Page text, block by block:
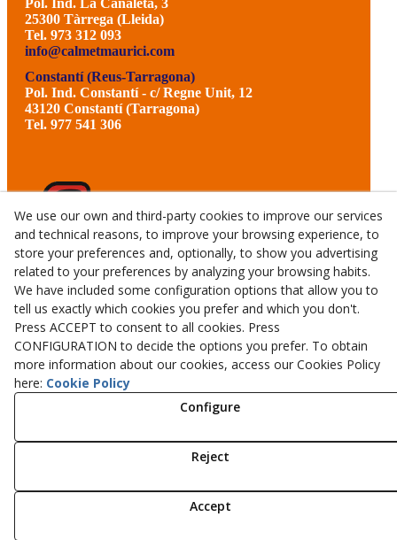
Pol. Ind. La Canaleta, 3
25300 Tàrrega (Lleida)
Tel. 973 312 093
info@calmetmaurici.com
Constantí (Reus-Tarragona)
Pol. Ind. Constantí - c/ Regne Unit, 12
43120 Constantí (Tarragona)
Tel. 977 541 306
© 08/2026 CALMET GERMANS TALLERS I SERVEIS, S.L.U.
Política Privacidad
We use our own and third-party cookies to improve our services
and technical reasons, to improve your browsing experience, to
store your preferences and, optionally, to show you advertising
related to your preferences by analyzing your browsing habits.
We have included some configuration options that allow you to
tell us exactly which cookies you prefer and which you don't.
Press ACCEPT to consent to all cookies. Press
CONFIGURATION to decide the options you prefer. To obtain
more information about our cookies, access our Cookies Policy
here: Cookie Policy
Configure
Reject
Accept